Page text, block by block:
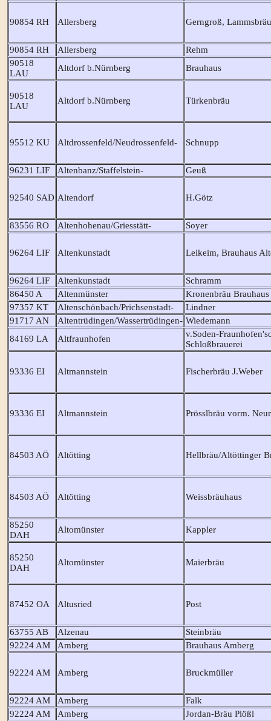
90854 RH Allersberg Gerngroß, Lammsbräu
90854 RH Allersberg
Rehm
90518
LAU
Altdorf b.Nürnberg Brauhaus
90518
LAU
Altdorf b.Nürnberg Türkenbräu
95512 KU Altdrossenfeld/Neudrossenfeld- Schnupp
96231 LIF Altenbanz/Staffelstein- Geuß
92540 SAD Altendorf H.Götz
83556 RO Altenhohenau/Griesstätt- Soyer
96264 LIF Altenkunstadt Leikeim, Brauhaus
96264 LIF Altenkunstadt
Schramm
86450 A
Altenmünster
Kronenbräu
97357 KT
Altenschönbach/Prichsenstadt-
Lindner
91717 AN
Altentrüdingen/Wassertrüdingen- Wiedemann
84169 LA
Altfraunhofen
v.Soden-
Schloßbrauerei
93336 EI Altmannstein Fischerbräu J.Weber
93336 EI Altmannstein Prösslbräu vorm.
84503 AÖ Altötting Hellbräu/Altöttinger
84503 AÖ Altötting Weissbräuhaus
85250
DAH
Altomünster Kappler
85250
DAH
Altomünster Maierbräu
87452 OA Altusried Post
63755 AB Alzenau
Steinbräu
92224 AM
Amberg Brauhaus Amberg
92224 AM Amberg Bruckmüller
92224 AM Amberg
Falk
92224 AM
Amberg Jordan-Bräu Plößl